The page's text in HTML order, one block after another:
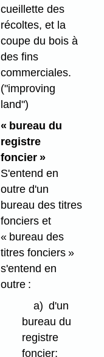
cueillette des
récoltes, et la
coupe du bois à
des fins
commerciales.
("improving
land")
« bureau du
registre
foncier »
S'entend en
outre d'un
bureau des titres
fonciers et
« bureau des
titres fonciers »
s'entend en
outre :
a) d'un
bureau du
registre
foncier;